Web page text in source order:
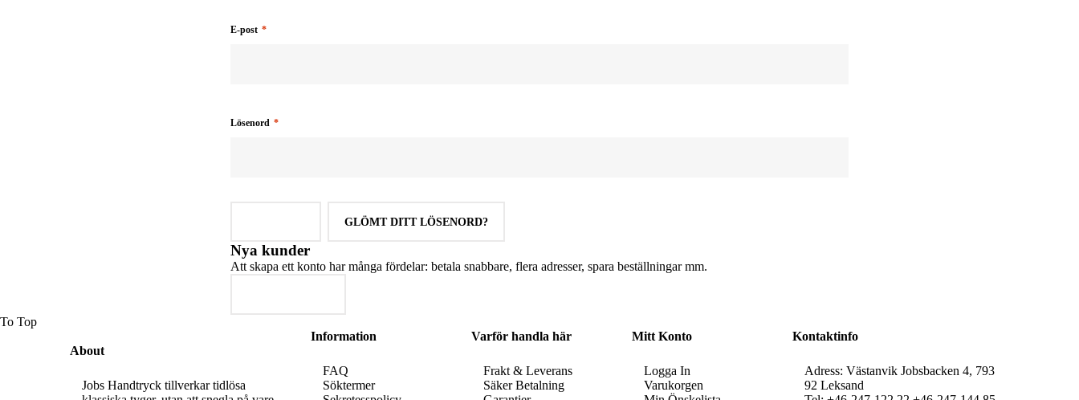
E-post
Lösenord
GLÖMT DITT LÖSENORD?
Nya kunder
Att skapa ett konto har många fördelar: betala snabbare, flera adresser, spara beställningar mm.
To Top
About
Jobs Handtryck tillverkar tidlösa
Information
FAQ
Söktermer
Varför handla här
Frakt & Leverans
Säker Betalning
Mitt Konto
Logga In
Varukorgen
Kontaktinfo
Adress: Västanvik Jobsbacken 4, 793
92 Leksand